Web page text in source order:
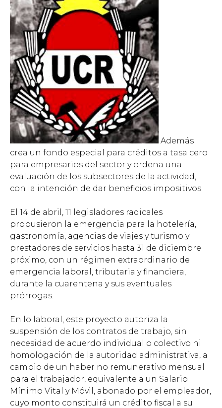
Además
crea un fondo especial para créditos a tasa cero
para empresarios del sector y ordena una
evaluación de los subsectores de la actividad,
con la intención de dar beneficios impositivos.
El 14 de abril, 11 legisladores radicales
propusieron la emergencia para la hotelería,
gastronomía, agencias de viajes y turismo y
prestadores de servicios hasta 31 de diciembre
próximo, con un régimen extraordinario de
emergencia laboral, tributaria y financiera,
durante la cuarentena y sus eventuales
prórrogas.
En lo laboral, este proyecto autoriza la
suspensión de los contratos de trabajo, sin
necesidad de acuerdo individual o colectivo ni
homologación de la autoridad administrativa, a
cambio de un haber no remunerativo mensual
para el trabajador, equivalente a un Salario
Mínimo Vital y Móvil, abonado por el empleador,
cuyo monto constituirá un crédito fiscal a su